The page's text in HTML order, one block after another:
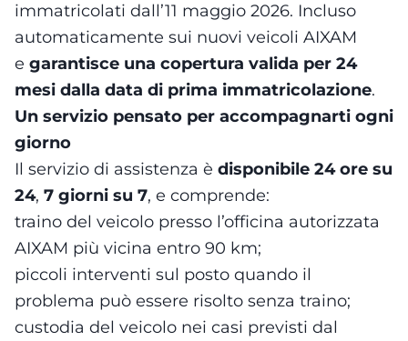
immatricolati dall’11 maggio 2026. Incluso
automaticamente sui nuovi veicoli AIXAM
e garantisce una copertura valida per 24
mesi dalla data di prima immatricolazione.
Un servizio pensato per accompagnarti ogni
giorno
Il servizio di assistenza è disponibile 24 ore su
24, 7 giorni su 7, e comprende:
traino del veicolo presso l’officina autorizzata
AIXAM più vicina entro 90 km;
piccoli interventi sul posto quando il
problema può essere risolto senza traino;
custodia del veicolo nei casi previsti dal